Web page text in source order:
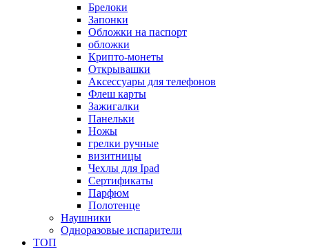
Брелоки
Запонки
Обложки на паспорт
обложки
Крипто-монеты
Открывашки
Аксессуары для телефонов
Флеш карты
Зажигалки
Панельки
Ножы
грелки ручные
визитницы
Чехлы для Ipad
Сертификаты
Парфюм
Полотенце
Наушники
Одноразовые испарители
ТОП